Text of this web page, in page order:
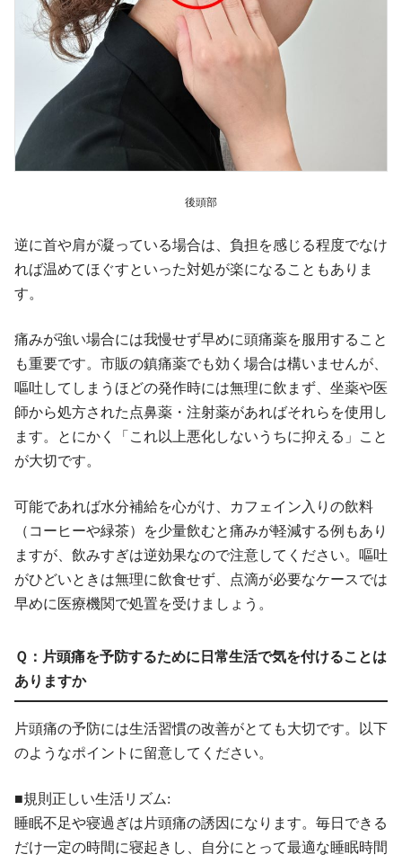
後頭部
逆に首や肩が凝っている場合は、負担を感じる程度でなけ
れば温めてほぐすといった対処が楽になることもありま
す。
痛みが強い場合には我慢せず早めに頭痛薬を服用すること
も重要です。市販の鎮痛薬でも効く場合は構いませんが、
嘔吐してしまうほどの発作時には無理に飲まず、坐薬や医
師から処方された点鼻薬・注射薬があればそれらを使用し
ます。とにかく「これ以上悪化しないうちに抑える」こと
が大切です。
可能であれば水分補給を心がけ、カフェイン入りの飲料
（コーヒーや緑茶）を少量飲むと痛みが軽減する例もあり
ますが、飲みすぎは逆効果なので注意してください。嘔吐
がひどいときは無理に飲食せず、点滴が必要なケースでは
早めに医療機関で処置を受けましょう。
Ｑ：片頭痛を予防するために日常生活で気を付けることは
ありますか
片頭痛の予防には生活習慣の改善がとても大切です。以下
のようなポイントに留意してください。
■規則正しい生活リズム:
睡眠不足や寝過ぎは片頭痛の誘因になります。毎日できる
だけ一定の時間に寝起きし、自分にとって最適な睡眠時間